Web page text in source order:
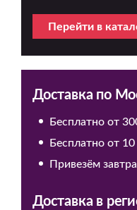
Перейти в
Доставка по
Бесплатно от
Бесплатно от
Привезём
Доставка в